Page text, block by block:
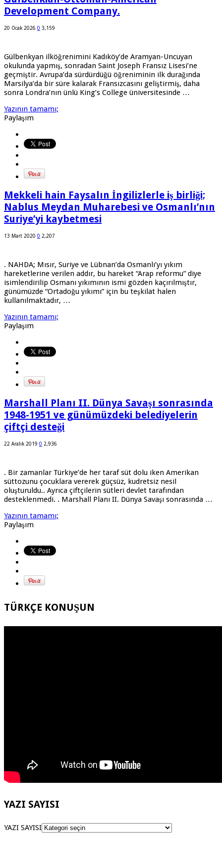
Development Company.
20 Ocak 2026 0 3,159
Gülbenkyan ilköğrenimini Kadıköy’de Aramyan-Uncuyan
okulunda yapmış, sonradan Saint Joseph Fransız Lisesi’ne
geçmiştir. Avrupa’da sürdürdüğü öğreniminin ilk durağında
Marsilya’da bir süre kalarak Fransızcasını geliştirmiş, daha
sonra Londra’nın ünlü King’s College üniversitesinde …
Yazının tamamı;
Paylaşım
Mekkeli hain Faysalın İngilizlerle iş birliği;
Nablus Meydan Muharebesi ve Osmanlı’nın
Suriye’yi kaybetmesi
13 Mart 2020 0 2,207
. NAHDA; Mısır, Suriye ve Lübnan’da Osmanlı’yı yıkım
hareketlerine verilen addır, bu hareket “Arap reformu” diye
isimlendirilip Osmanı yıkımının ismi gözden kaçırılmıştır,
günümüzde “Ortadoğu yıkımı” için bu teşkilat halen
kullanılmaktadır, …
Yazının tamamı;
Paylaşım
Marshall Planı II. Dünya Savaşı sonrasında
1948-1951 ve günümüzdeki belediyelerin
çiftçi desteği
22 Aralık 2019 0 2,936
. Bir zamanlar Türkiye’de her taraf süt dolu iken Amerikan
süttozunu çocuklara vererek güçsüz, kudretsiz nesil
oluşturuldu.. Ayrıca çiftçilerin sütleri devlet tarafından
desteklenmedi. . Marshall Planı II. Dünya Savaşı sonrasında …
Yazının tamamı;
Paylaşım
TÜRKÇE KONUŞUN
YAZI SAYISI
YAZI SAYISI